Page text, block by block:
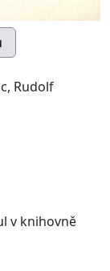
Rudolf
v knihovně